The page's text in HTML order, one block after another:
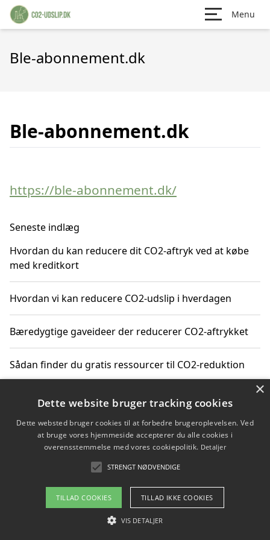
Menu
Ble-abonnement.dk
Ble-abonnement.dk
https://ble-abonnement.dk/
Seneste indlæg
Hvordan du kan reducere dit CO2-aftryk ved at købe
med kreditkort
Hvordan vi kan reducere CO2-udslip i hverdagen
Bæredygtige gaveideer der reducerer CO2-aftrykket
Sådan finder du gratis ressourcer til CO2-reduktion
Hvordan gadgets til hjemmet kan reducere CO2-udslip
Copyright 2026 - Pilanto Aps
Om / kontakt
Blog Betingelser
×
Dette website bruger tracking cookies
Dette websted bruger cookies til at forbedre brugeroplevelsen. Ved
at bruge vores hjemmeside accepterer du alle cookies i
overensstemmelse med vores cookiepolitik. Detaljer
STRENGT NØDVENDIGE
TILLAD COOKIES TILLAD IKKE COOKIES
VIS DETALJER